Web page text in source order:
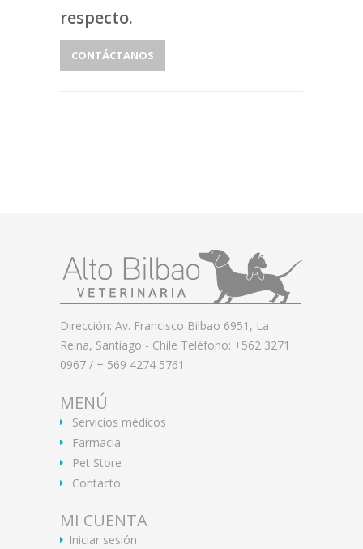
respecto.
CONTÁCTANOS
Dirección: Av. Francisco Bilbao 6951, La
Reina, Santiago - Chile Teléfono: +562 3271
0967 / + 569 4274 5761
MENÚ
Servicios médicos
Farmacia
Pet Store
Contacto
MI CUENTA
Iniciar sesión